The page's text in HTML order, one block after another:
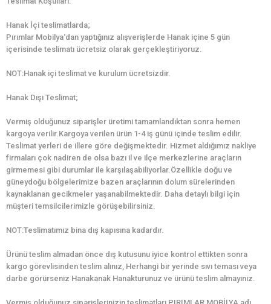
Hanak İçi teslimatlarda;
Pırımlar Mobilya‘dan yaptığınız alışverişlerde Hanak içine 5 gün
içerisinde teslimatı ücretsiz olarak gerçekleştiriyoruz.
NOT:Hanak içi teslimat ve kurulum ücretsizdir.
Hanak Dışı Teslimat;
Vermiş olduğunuz siparişler üretimi tamamlandıktan sonra hemen
kargoya verilir.Kargoya verilen ürün 1-4 iş günü içinde teslim edilir.
Teslimat yerleri de illere göre değişmektedir. Hizmet aldığımız nakliye
firmaları çok nadiren de olsa bazı il ve ilçe merkezlerine araçların
girmemesi gibi durumlar ile karşılaşabiliyorlar.Özellikle doğu ve
güneydoğu bölgelerimize bazen araçlarının dolum sürelerinden
kaynaklanan gecikmeler yaşanabilmektedir. Daha detaylı bilgi için
müşteri temsilcilerimizle görüşebilirsiniz.
NOT:Teslimatımız bina dış kapısına kadardır.
Ürünü teslim almadan önce dış kutusunu iyice kontrol ettikten sonra
kargo görevlisinden teslim alınız, Herhangi bir yerinde sıvı teması veya
darbe görürseniz Hanakanak Hanakturunuz ve ürünü teslim almayınız.